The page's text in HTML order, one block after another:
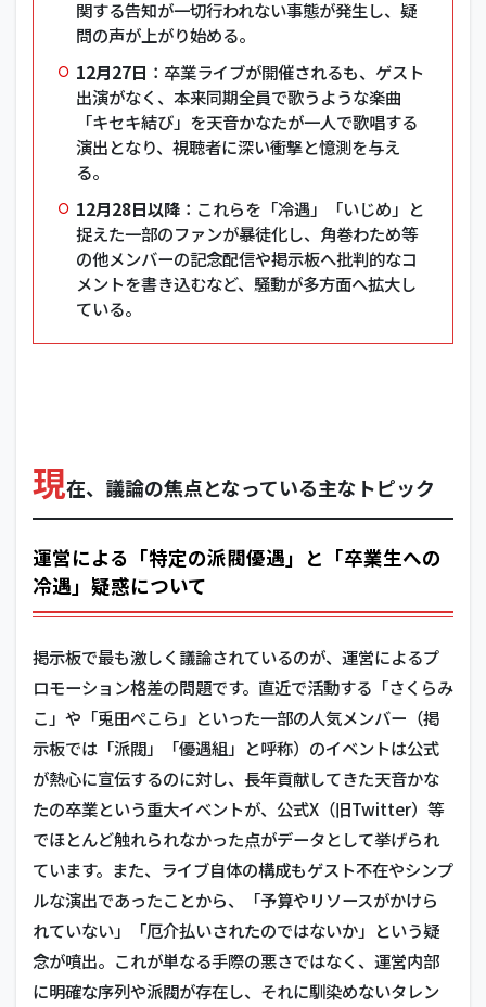
関する告知が一切行われない事態が発生し、疑
問の声が上がり始める。
12月27日 ：卒業ライブが開催されるも、ゲスト
出演がなく、本来同期全員で歌うような楽曲
「キセキ結び」を天音かなたが一人で歌唱する
演出となり、視聴者に深い衝撃と憶測を与え
る。
12月28日以降：これらを「冷遇」「いじめ」と
捉えた一部のファンが暴徒化し、角巻わため等
の他メンバーの記念配信や掲示板へ批判的なコ
メントを書き込むなど、騒動が多方面へ拡大し
ている。
現在、議論の焦点となっている主なトピック
運営による「特定の派閥優遇」と「卒業生への
冷遇」疑惑について
掲示板で最も激しく議論されているのが、運営によるプ
ロモーション格差の問題です。直近で活動する「さくらみ
こ」や「兎田ぺこら」といった一部の人気メンバー（掲
示板では「派閥」「優遇組」と呼称）のイベントは公式
が熱心に宣伝するのに対し、長年貢献してきた天音かな
たの卒業という重大イベントが、公式X（旧Twitter）等
でほとんど触れられなかった点がデータとして挙げられ
ています。また、ライブ自体の構成もゲスト不在やシンプ
ルな演出であったことから、「予算やリソースがかけら
れていない」「厄介払いされたのではないか」という疑
念が噴出。これが単なる手際の悪さではなく、運営内部
に明確な序列や派閥が存在し、それに馴染めないタレン